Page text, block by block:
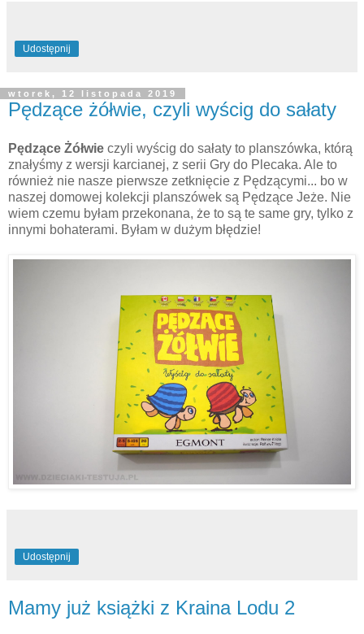
Udostępnij
wtorek, 12 listopada 2019
Pędzące żółwie, czyli wyścig do sałaty
Pędzące Żółwie czyli wyścig do sałaty to planszówka, którą
znałyśmy z wersji karcianej, z serii Gry do Plecaka. Ale to
również nie nasze pierwsze zetknięcie z Pędzącymi... bo w
naszej domowej kolekcji planszówek są Pędzące Jeże. Nie
wiem czemu byłam przekonana, że to są te same gry, tylko z
innymi bohaterami. Byłam w dużym błędzie!
Udostępnij
Mamy już książki z Kraina Lodu 2